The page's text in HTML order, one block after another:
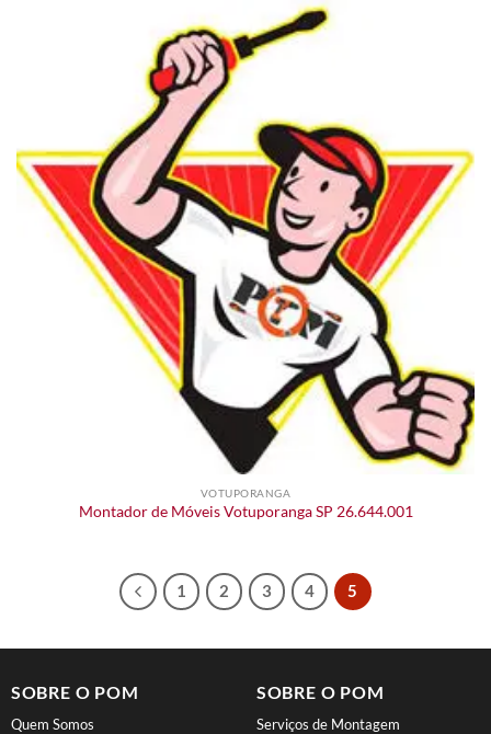
VOTUPORANGA
Montador de Móveis Votuporanga SP 26.644.001
1 2 3 4 5
SOBRE O POM
Quem Somos
SOBRE O POM
Serviços de Montagem